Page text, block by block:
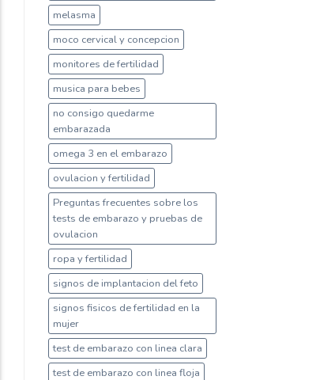
melasma
moco cervical y concepcion
monitores de fertilidad
musica para bebes
no consigo quedarme
embarazada
omega 3 en el embarazo
ovulacion y fertilidad
Preguntas frecuentes sobre los
tests de embarazo y pruebas de
ovulacion
ropa y fertilidad
signos de implantacion del feto
signos fisicos de fertilidad en la
mujer
test de embarazo con linea clara
test de embarazo con linea floja